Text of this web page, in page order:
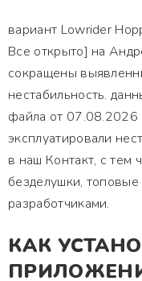
вариант Lowrider
Все открыто] на
сокращены
нестабильность.
файла от 07.08.2026
эксплуатировали
в наш Контакт, с тем
безделушки,
разработчиками.
КАК